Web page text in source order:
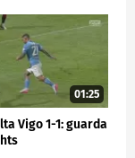
01:25
Vigo 1-1: guarda